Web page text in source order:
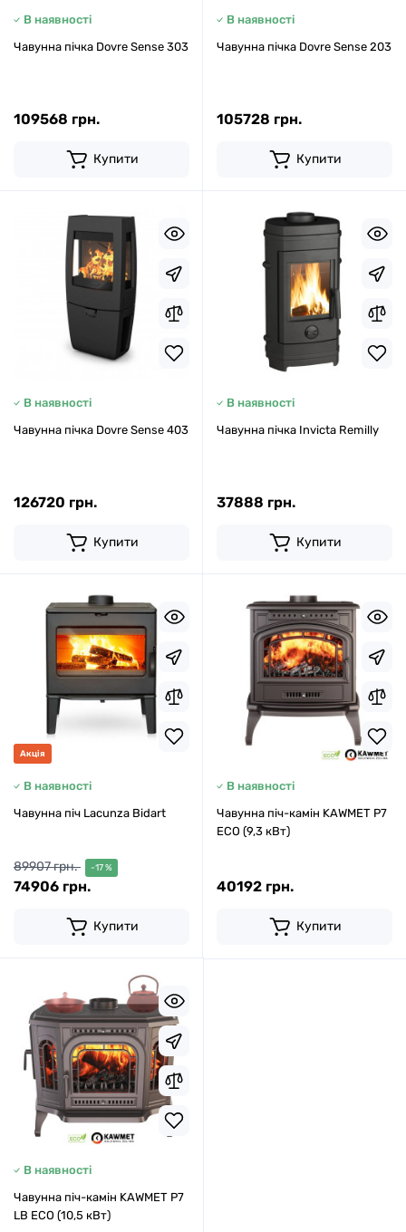
В наявності
Чавунна пічка Dovre Sense 303
109568 грн.
Купити
В наявності
Чавунна пічка Dovre Sense 203
105728 грн.
Купити
В наявності
Чавунна пічка Dovre Sense 403
126720 грн.
Купити
В наявності
Чавунна пічка Invicta Remilly
37888 грн.
Купити
Акція
В наявності
Чавунна піч Lacunza Bidart
89907 грн. -17 %
74906 грн.
Купити
В наявності
Чавунна піч-камін KAWMET P7
ECO (9,3 кВт)
40192 грн.
Купити
В наявності
Чавунна піч-камін KAWMET P7
LB ECO (10,5 кВт)